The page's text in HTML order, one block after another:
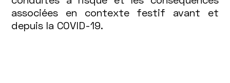
risque
liées
associées en contexte festif avant et
depuis la COVID-19.